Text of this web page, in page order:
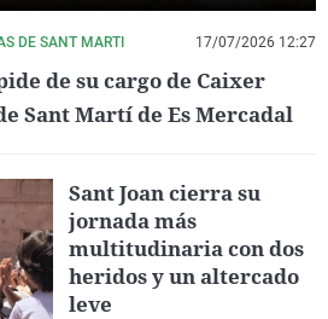
DE SANT MARTI 17/07/2026 12:27
de su cargo de Caixer
Sant Martí de Es Mercadal
Sant Joan cierra su
jornada más
multitudinaria con dos
heridos y un altercado
leve